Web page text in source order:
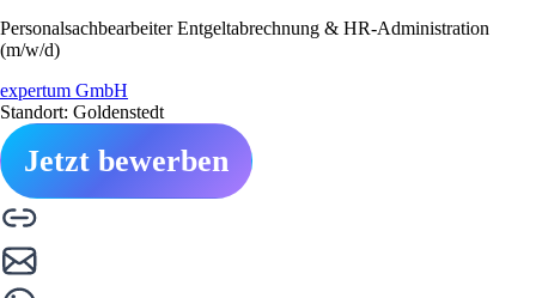
Personalsachbearbeiter Entgeltabrechnung & HR-Administration
(m/w/d)
expertum GmbH
Standort: Goldenstedt
Jetzt bewerben